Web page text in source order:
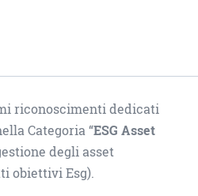
riconoscimenti dedicati
Categoria “ESG Asset
degli asset
obiettivi Esg).